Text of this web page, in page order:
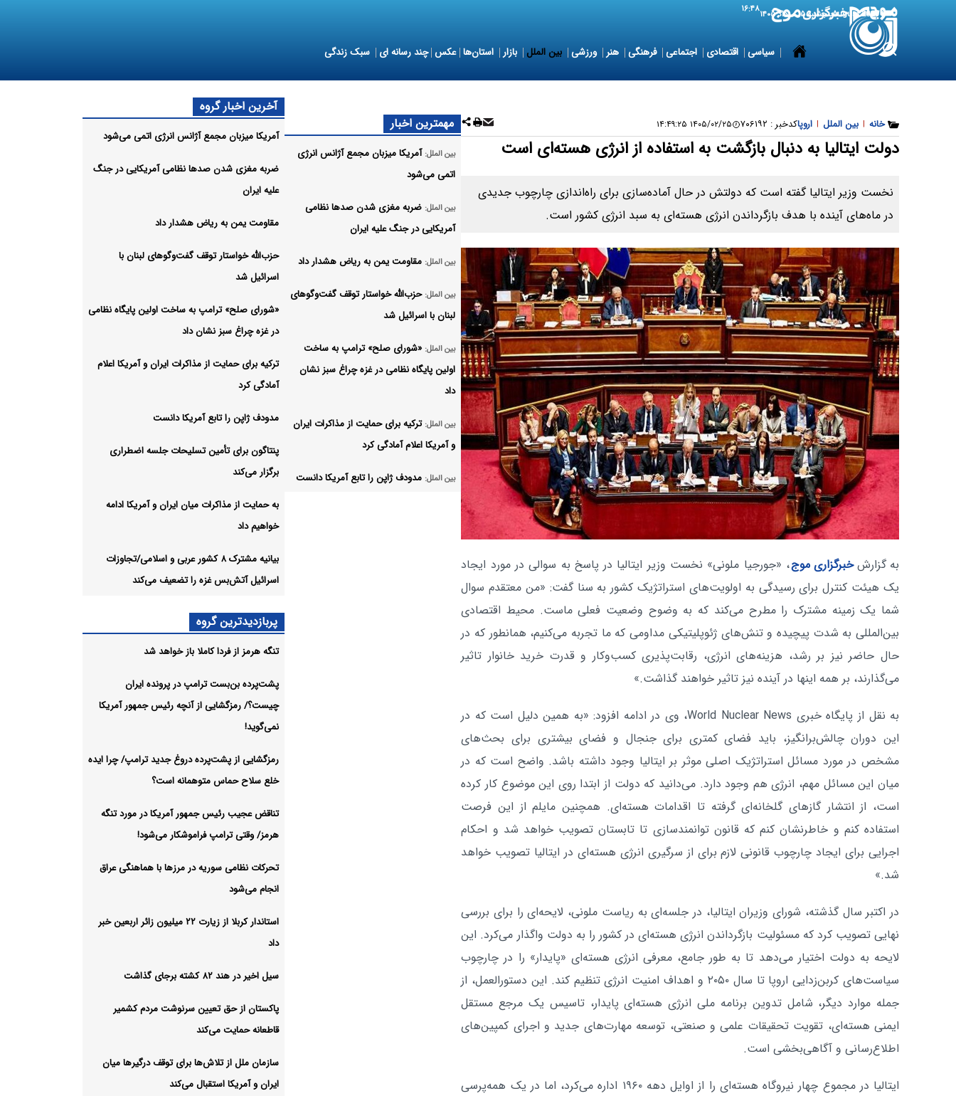
6 August 2026 پنجشنبه ۱۵ مرداد ۱۴۰۵ ۱۶:۴۸
سیاسی اقتصادی اجتماعی فرهنگی هنر ورزشی بین الملل بازار استان‌ها عکس چند رسانه ای سبک زندگی
خانه | بین الملل | اروپاکدخبر : ۷۰۶۱۹۲ ۱۴۰۵/۰۲/۲۵ ۱۴:۴۹:۲۵
دولت ایتالیا به دنبال بازگشت به استفاده از انرژی هسته‌ای است
نخست وزیر ایتالیا گفته است که دولتش در حال آماده‌سازی برای راه‌اندازی چارچوب جدیدی
در ماه‌های آینده با هدف بازگرداندن انرژی هسته‌ای به سبد انرژی کشور است.
به گزارشخبرگزاری موج، «جورجیا ملونی» نخست وزیر ایتالیا در پاسخ به سوالی در مورد ایجاد
یک هیئت کنترل برای رسیدگی به اولویت‌های استراتژیک کشور به سنا گفت: «من معتقدم سوال
شما یک زمینه مشترک را مطرح می‌کند که به وضوح وضعیت فعلی ماست. محیط اقتصادی
بین‌المللی به شدت پیچیده و تنش‌های ژئوپلیتیکی مداومی که ما تجربه می‌کنیم، همانطور که در
حال حاضر نیز بر رشد، هزینه‌های انرژی، رقابت‌پذیری کسب‌وکار و قدرت خرید خانوار تاثیر
می‌گذارند، بر همه اینها در آینده نیز تاثیر خواهند گذاشت.»
به نقل از پایگاه خبری World Nuclear News، وی در ادامه افزود: «به همین دلیل است که در
این دوران چالش‌برانگیز، باید فضای کمتری برای جنجال و فضای بیشتری برای بحث‌های
مشخص در مورد مسائل استراتژیک اصلی موثر بر ایتالیا وجود داشته باشد. واضح است که در
میان این مسائل مهم، انرژی هم وجود دارد. می‌دانید که دولت از ابتدا روی این موضوع کار کرده
است، از انتشار گازهای گلخانه‌ای گرفته تا اقدامات هسته‌ای. همچنین مایلم از این فرصت
استفاده کنم و خاطرنشان کنم که قانون توانمندسازی تا تابستان تصویب خواهد شد و احکام
اجرایی برای ایجاد چارچوب قانونی لازم برای از سرگیری انرژی هسته‌ای در ایتالیا تصویب خواهد
شد.»
در اکتبر سال گذشته، شورای وزیران ایتالیا، در جلسه‌ای به ریاست ملونی، لایحه‌ای را برای بررسی
نهایی تصویب کرد که مسئولیت بازگرداندن انرژی هسته‌ای در کشور را به دولت واگذار می‌کرد. این
لایحه به دولت اختیار می‌دهد تا به طور جامع، معرفی انرژی هسته‌ای «پایدار» را در چارچوب
سیاست‌های کربن‌زدایی اروپا تا سال ۲۰۵۰ و اهداف امنیت انرژی تنظیم کند. این دستورالعمل، از
جمله موارد دیگر، شامل تدوین برنامه ملی انرژی هسته‌ای پایدار، تاسیس یک مرجع مستقل
ایمنی هسته‌ای، تقویت تحقیقات علمی و صنعتی، توسعه مهارت‌های جدید و اجرای کمپین‌های
اطلاع‌رسانی و آگاهی‌بخشی است.
ایتالیا در مجموع چهار نیروگاه هسته‌ای را از اوایل دهه ۱۹۶۰ اداره می‌کرد، اما در یک همه‌پرسی
مهمترین اخبار
بین الملل: آمریکا میزبان مجمع آژانس انرژی
اتمی می‌شود
بین الملل: ضربه مغزی شدن صدها نظامی
آمریکایی در جنگ علیه ایران
بین الملل: مقاومت یمن به ریاض هشدار داد
بین الملل: حزب‌الله خواستار توقف گفت‌وگوهای
لبنان با اسرائیل شد
بین الملل: «شورای صلح» ترامپ به ساخت
اولین پایگاه نظامی در غزه چراغ سبز نشان
داد
بین الملل: ترکیه برای حمایت از مذاکرات ایران
و آمریکا اعلام آمادگی کرد
بین الملل: مدودف ژاپن را تابع آمریکا دانست
آخرین اخبار گروه
آمریکا میزبان مجمع آژانس انرژی اتمی می‌شود
ضربه مغزی شدن صدها نظامی آمریکایی در جنگ
علیه ایران
مقاومت یمن به ریاض هشدار داد
حزب‌الله خواستار توقف گفت‌وگوهای لبنان با
اسرائیل شد
«شورای صلح» ترامپ به ساخت اولین پایگاه نظامی
در غزه چراغ سبز نشان داد
ترکیه برای حمایت از مذاکرات ایران و آمریکا اعلام
آمادگی کرد
مدودف ژاپن را تابع آمریکا دانست
پنتاگون برای تأمین تسلیحات جلسه اضطراری
برگزار می‌کند
به حمایت از مذاکرات میان ایران و آمریکا ادامه
خواهیم داد
بیانیه مشترک ۸ کشور عربی و اسلامی/تجاوزات
اسرائیل آتش‌بس غزه را تضعیف می‌کند
پربازدیدترین گروه
تنگه هرمز از فردا کاملا باز خواهد شد
پشت‌پرده بن‌بست ترامپ در پرونده ایران
چیست؟/ رمزگشایی از آنچه رئیس جمهور آمریکا
نمی‌گوید!
رمزگشایی از پشت‌پرده دروغ جدید ترامپ/ چرا ایده
خلع سلاح حماس متوهمانه است؟
تناقض عجیب رئیس جمهور آمریکا در مورد تنگه
هرمز/ وقتی ترامپ فراموشکار می‌شود!
تحرکات نظامی سوریه در مرزها با هماهنگی عراق
انجام می‌شود
استاندار کربلا از زیارت ۲۲ میلیون زائر اربعین خبر
داد
سیل اخیر در هند ۸۲ کشته برجای گذاشت
پاکستان از حق تعیین سرنوشت مردم کشمیر
قاطعانه حمایت می‌کند
سازمان ملل از تلاش‌ها برای توقف درگیرها میان
ایران و آمریکا استقبال می‌کند